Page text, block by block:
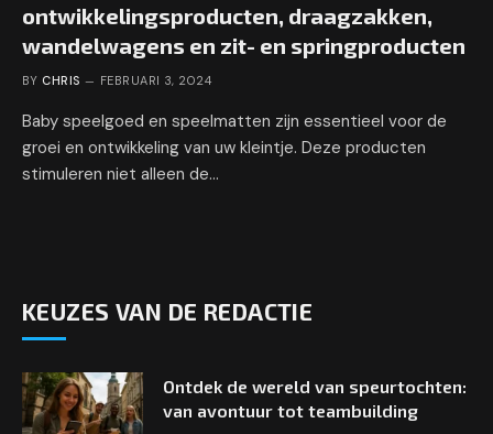
ontwikkelingsproducten, draagzakken,
wandelwagens en zit- en springproducten
BY CHRIS FEBRUARI 3, 2024
Baby speelgoed en speelmatten zijn essentieel voor de
groei en ontwikkeling van uw kleintje. Deze producten
stimuleren niet alleen de…
KEUZES VAN DE REDACTIE
Ontdek de wereld van speurtochten:
van avontuur tot teambuilding